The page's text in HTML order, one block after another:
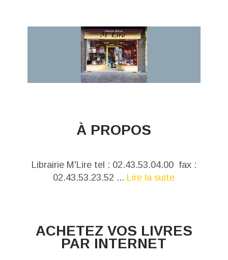
À PROPOS
Librairie M'Lire tel : 02.43.53.04.00 fax :
02.43.53.23.52 ... Lire la suite
ACHETEZ VOS LIVRES
PAR INTERNET